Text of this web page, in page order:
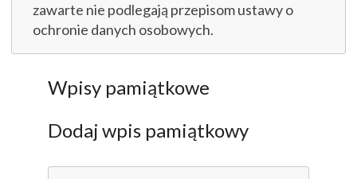
zawarte nie podlegają przepisom ustawy o
ochronie danych osobowych.
Wpisy pamiątkowe
Dodaj wpis pamiątkowy